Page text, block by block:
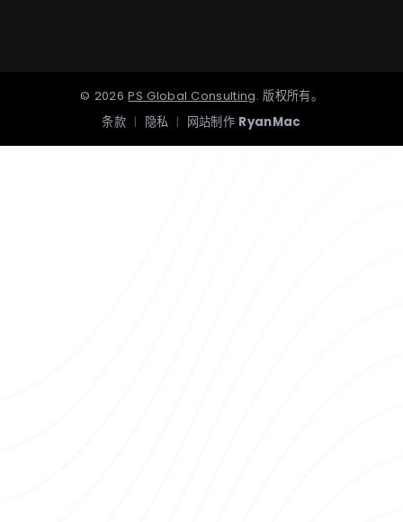
© 2026 PS Global Consulting.版权所有。
条款 | 隐私 | 网站制作 RyanMac